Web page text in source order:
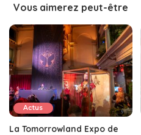
Vous aimerez peut-être
Actus
La Tomorrowland Expo de